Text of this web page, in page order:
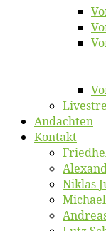
An­dach­ten
Kon­takt
Ni­klas